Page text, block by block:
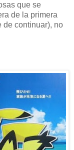
que se
de la primera
de continuar), no